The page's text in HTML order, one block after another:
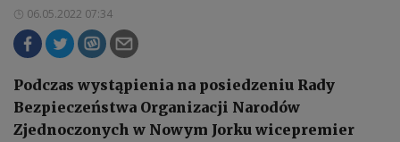
06.05.2022 07:34
Podczas wystąpienia na posiedzeniu Rady
Bezpieczeństwa Organizacji Narodów
Zjednoczonych w Nowym Jorku wicepremier